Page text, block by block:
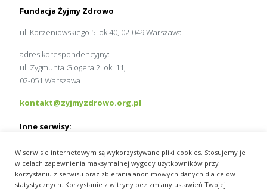
Fundacja Żyjmy Zdrowo
ul. Korzeniowskiego 5 lok.40, 02-049 Warszawa
adres korespondencyjny:
ul. Zygmunta Glogera 2 lok. 11,
02-051 Warszawa
kontakt@zyjmyzdrowo.org.pl
Inne serwisy:
MedExpress.pl
Wydawnictwo Slużba Zdrowia
pracamedyka.pl
W serwisie internetowym są wykorzystywane pliki cookies. Stosujemy je
w celach zapewnienia maksymalnej wygody użytkowników przy
korzystaniu z serwisu oraz zbierania anonimowych danych dla celów
statystycznych. Korzystanie z witryny bez zmiany ustawień Twojej